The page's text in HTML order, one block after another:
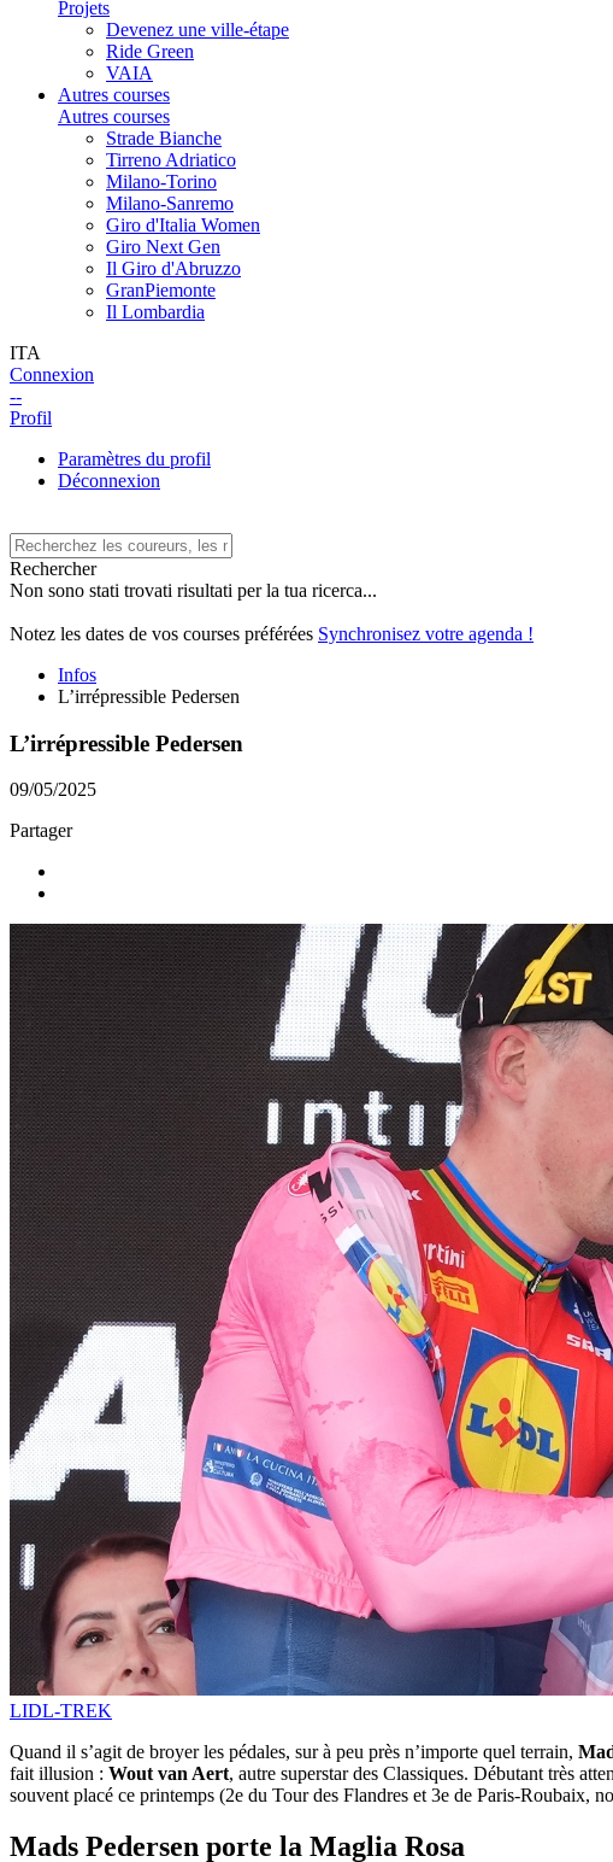
Projets
Devenez une ville-étape
Ride Green
VAIA
Autres courses
Autres courses
Strade Bianche
Tirreno Adriatico
Milano-Torino
Milano-Sanremo
Giro d'Italia Women
Giro Next Gen
Il Giro d'Abruzzo
GranPiemonte
Il Lombardia
ITA
Connexion
--
Profil
Paramètres du profil
Déconnexion
Rechercher
Non sono stati trovati risultati per la tua ricerca...
Notez les dates de vos courses préférées Synchronisez votre agenda !
Infos
L’irrépressible Pedersen
L’irrépressible Pedersen
09/05/2025
Partager
LIDL-TREK
Quand il s’agit de broyer les pédales, sur à peu près n’importe quel terrain,
fait illusion : Wout van Aert, autre superstar des Classiques. Débutant très
souvent placé ce printemps (2e du Tour des Flandres et 3e de Paris-Roubaix,
Mads Pedersen porte la Maglia Rosa